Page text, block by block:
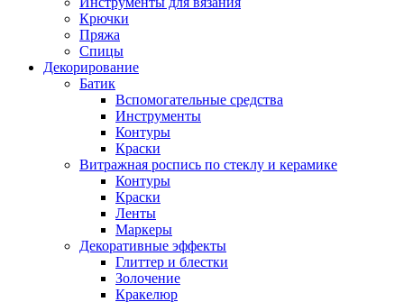
Крючки
Пряжа
Спицы
Декорирование
Батик
Вспомогательные средства
Инструменты
Контуры
Краски
Витражная роспись по стеклу и керамике
Контуры
Краски
Ленты
Маркеры
Декоративные эффекты
Глиттер и блестки
Золочение
Кракелюр